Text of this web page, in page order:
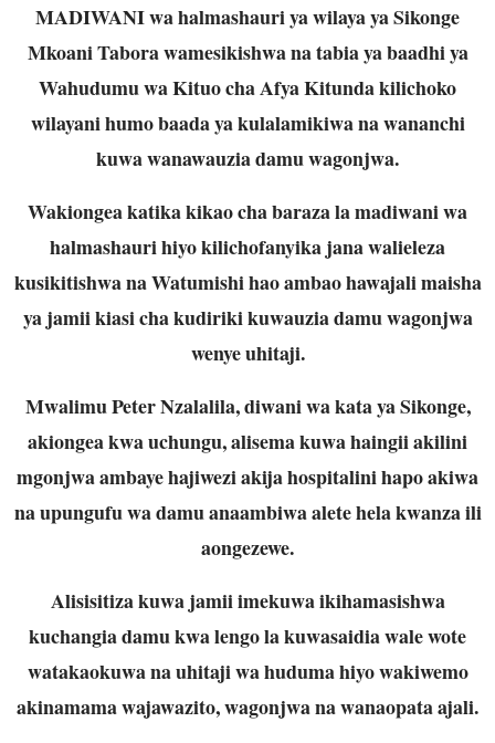
MADIWANI wa halmashauri ya wilaya ya Sikonge
Mkoani Tabora wamesikishwa na tabia ya baadhi ya
Wahudumu wa Kituo cha Afya Kitunda kilichoko
wilayani humo baada ya kulalamikiwa na wananchi
kuwa wanawauzia damu wagonjwa.
Wakiongea katika kikao cha baraza la madiwani wa
halmashauri hiyo kilichofanyika jana walieleza
kusikitishwa na Watumishi hao ambao hawajali maisha
ya jamii kiasi cha kudiriki kuwauzia damu wagonjwa
wenye uhitaji.
Mwalimu Peter Nzalalila, diwani wa kata ya Sikonge,
akiongea kwa uchungu, alisema kuwa haingii akilini
mgonjwa ambaye hajiwezi akija hospitalini hapo akiwa
na upungufu wa damu anaambiwa alete hela kwanza ili
aongezewe.
Alisisitiza kuwa jamii imekuwa ikihamasishwa
kuchangia damu kwa lengo la kuwasaidia wale wote
watakaokuwa na uhitaji wa huduma hiyo wakiwemo
akinamama wajawazito, wagonjwa na wanaopata ajali.